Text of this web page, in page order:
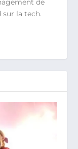
de
la tech.